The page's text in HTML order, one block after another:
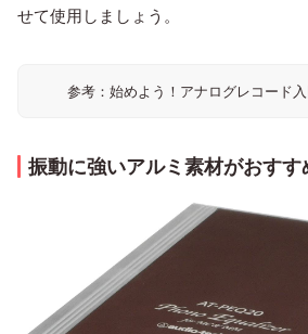
せて使用しましょう。
参考：始めよう！アナログレコード
振動に強いアルミ素材がおすす